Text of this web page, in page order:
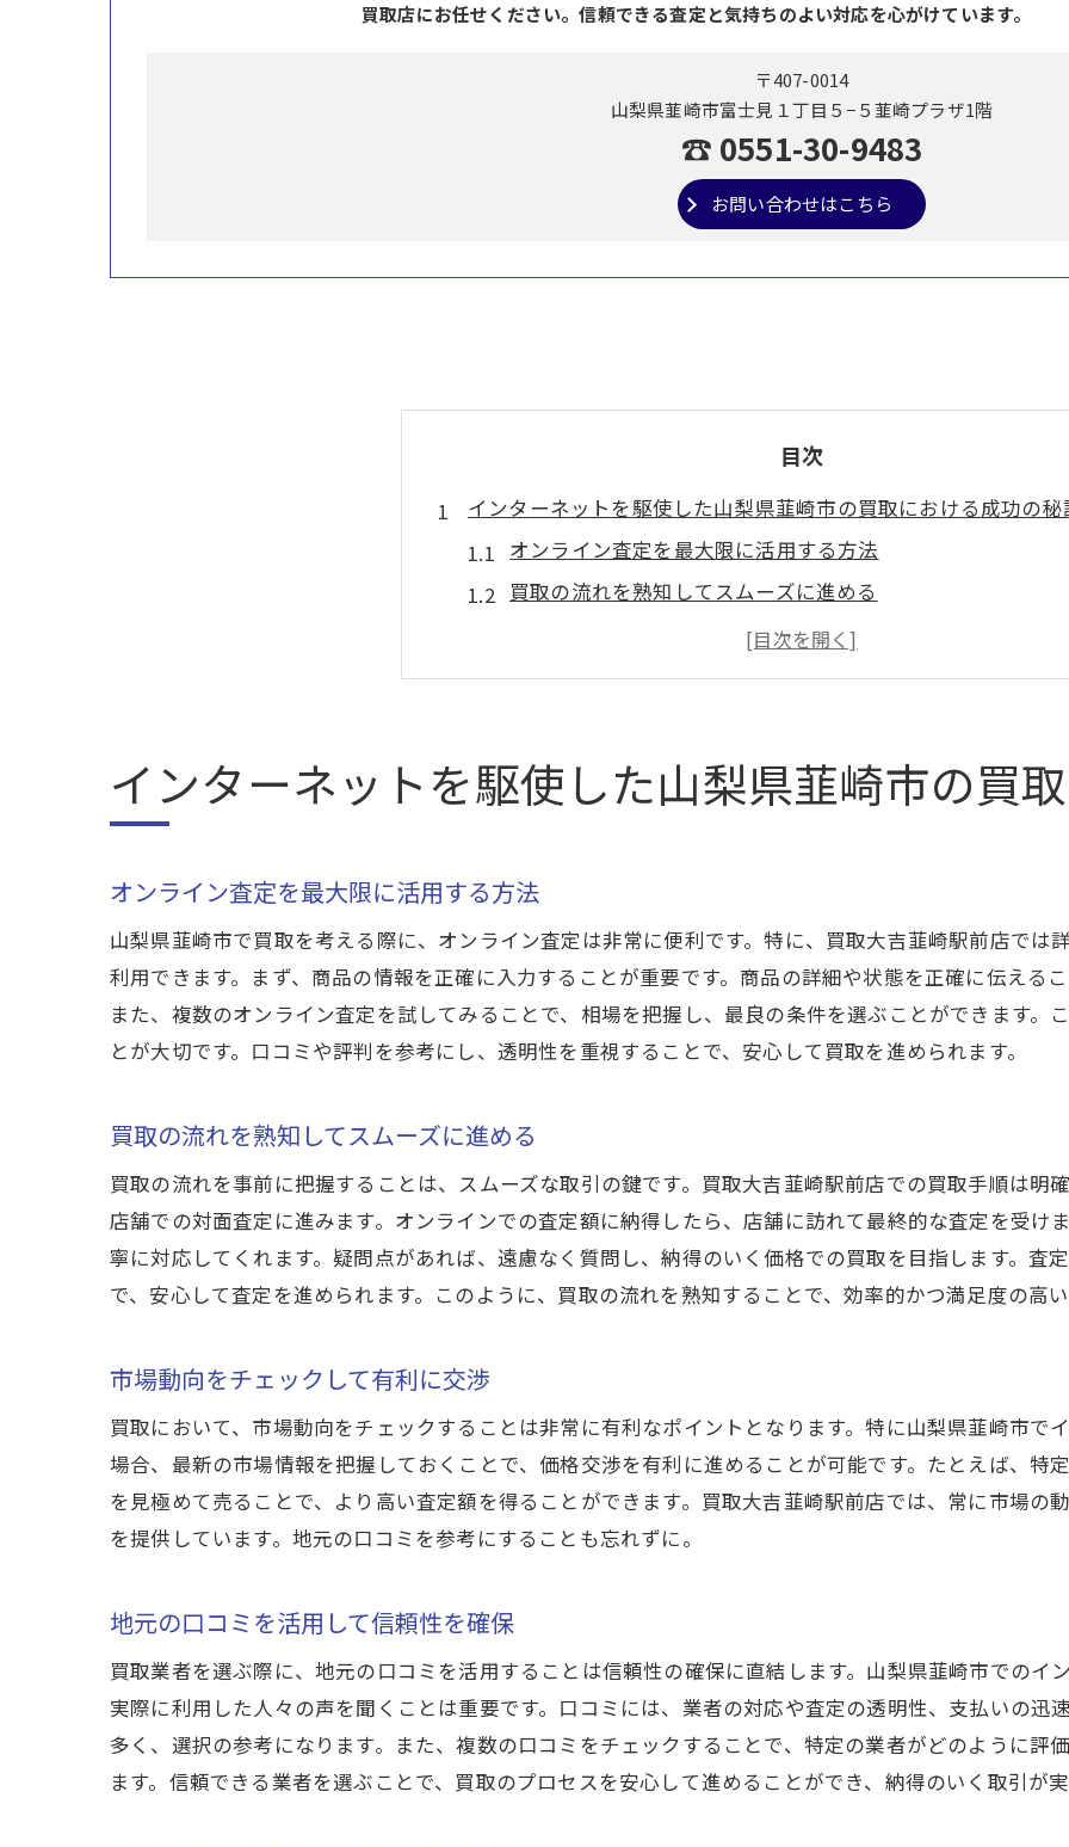
買取店にお任せください。信頼できる査定と気持ちのよい対応を心がけています。
〒407-0014
山梨県韮崎市富士見１丁目５−５韮崎プラザ1階
☎ 0551-30-9483
お問い合わせはこちら
目次
インターネットを駆使した山梨県韮崎市の買取における成功の秘
オンライン査定を最大限に活用する方法
買取の流れを熟知してスムーズに進める
市場動向をチェックして有利に交渉
地元の口コミを活用して信頼性を確保
インターネットでの買取トレンドを押さえる
初めての買取も安心！韮崎市でのインターネット査定活用法
必要な書類と準備のポイント
オンライン査定での注意点
トラブルを避けるためのチェックリスト
地元の買取業者と連携する方法
初めての買取でも安心できるサポート
査定の透明性を確保するステップ
公正な査定を受けるためのポイント
信頼のおける査定員の選び方
査定結果に納得するためのアドバイス
査定のフィードバックを受け取る方法
信頼できる買取業者選びのポイントとは？地元での評判を活用す
地元の評判をチェックする方法
口コミの信頼性を見極める
評判の良い業者の特徴
信頼性を確認するための訪問ポイント
評判の高い業者とのコミュニケーション
インターネットで買取を有利に！韮崎市の口コミをチェック
口コミサイトの効果的な活用法
口コミから得られる情報の精度
インターネットを駆使した山梨県韮崎市の買
オンライン査定を最大限に活用する方法
山梨県韮崎市で買取を考える際に、オンライン査定は非常に便利です。特に、買取大吉韮崎駅前店では
利用できます。まず、商品の情報を正確に入力することが重要です。商品の詳細や状態を正確に伝える
また、複数のオンライン査定を試してみることで、相場を把握し、最良の条件を選ぶことができます。
とが大切です。口コミや評判を参考にし、透明性を重視することで、安心して買取を進められます。
買取の流れを熟知してスムーズに進める
買取の流れを事前に把握することは、スムーズな取引の鍵です。買取大吉韮崎駅前店での買取手順は明
店舗での対面査定に進みます。オンラインでの査定額に納得したら、店舗に訪れて最終的な査定を受け
寧に対応してくれます。疑問点があれば、遠慮なく質問し、納得のいく価格での買取を目指します。査
で、安心して査定を進められます。このように、買取の流れを熟知することで、効率的かつ満足度の高
市場動向をチェックして有利に交渉
買取において、市場動向をチェックすることは非常に有利なポイントとなります。特に山梨県韮崎市で
場合、最新の市場情報を把握しておくことで、価格交渉を有利に進めることが可能です。たとえば、特
を見極めて売ることで、より高い査定額を得ることができます。買取大吉韮崎駅前店では、常に市場の
を提供しています。地元の口コミを参考にすることも忘れずに。
地元の口コミを活用して信頼性を確保
買取業者を選ぶ際に、地元の口コミを活用することは信頼性の確保に直結します。山梨県韮崎市でのイ
実際に利用した人々の声を聞くことは重要です。口コミには、業者の対応や査定の透明性、支払いの迅
多く、選択の参考になります。また、複数の口コミをチェックすることで、特定の業者がどのように評
ます。信頼できる業者を選ぶことで、買取のプロセスを安心して進めることができ、納得のいく取引が